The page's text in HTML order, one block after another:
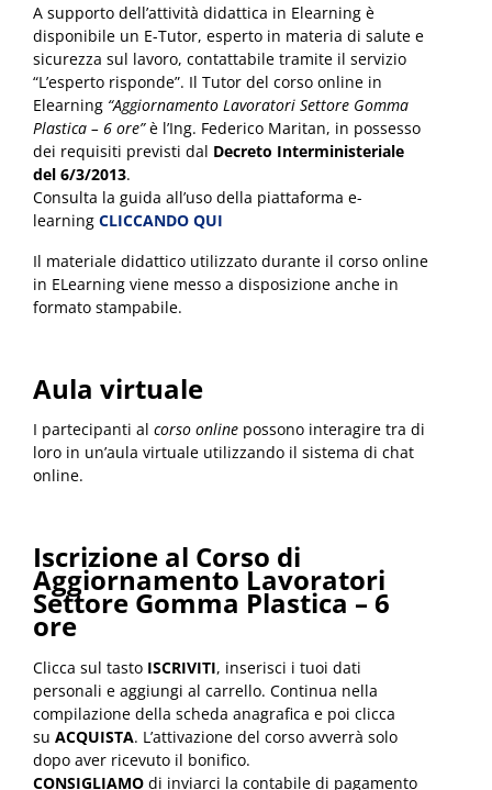
A supporto dell’attività didattica in Elearning è
disponibile un E-Tutor, esperto in materia di salute e
sicurezza sul lavoro, contattabile tramite il servizio
“L’esperto risponde”. Il Tutor del corso online in
Elearning “Aggiornamento Lavoratori Settore Gomma
Plastica – 6 ore”è l’Ing. Federico Maritan, in possesso
dei requisiti previsti dal Decreto Interministeriale
del 6/3/2013.
Consulta la guida all’uso della piattaforma e-
learning CLICCANDO QUI
Il materiale didattico utilizzato durante il corso online
in ELearning viene messo a disposizione anche in
formato stampabile.
Aula virtuale
I partecipanti al corso online possono interagire tra di
loro in un’aula virtuale utilizzando il sistema di chat
online.
Iscrizione al Corso di
Aggiornamento Lavoratori
Settore Gomma Plastica – 6
ore
Clicca sul tasto ISCRIVITI, inserisci i tuoi dati
personali e aggiungi al carrello. Continua nella
compilazione della scheda anagrafica e poi clicca
su ACQUISTA. L’attivazione del corso avverrà solo
dopo aver ricevuto il bonifico.
CONSIGLIAMO di inviarci la contabile di pagamento